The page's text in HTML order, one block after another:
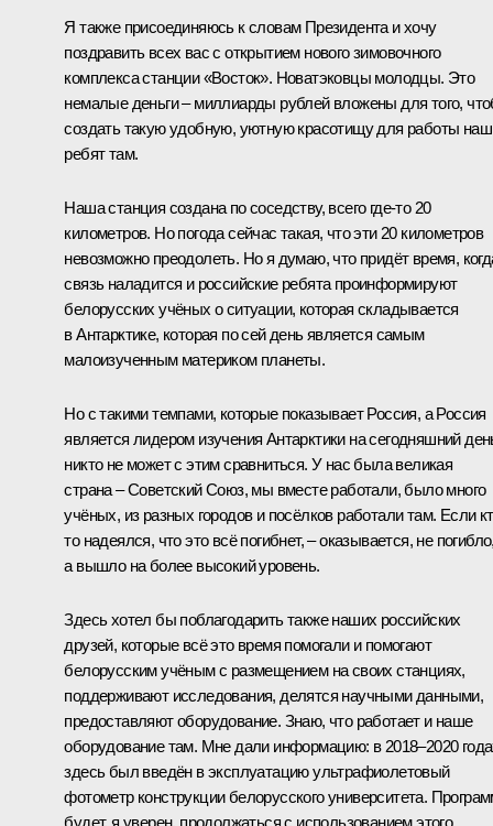
Я также присоединяюсь к словам Президента и хочу
поздравить всех вас с открытием нового зимовочного
комплекса станции «Восток». Новатэковцы молодцы. Это
немалые деньги – миллиарды рублей вложены для того,
создать такую удобную, уютную красотищу для работы
ребят там.
Наша станция создана по соседству, всего где-то 20
километров. Но погода сейчас такая, что эти 20 километров
невозможно преодолеть. Но я думаю, что придёт время,
связь наладится и российские ребята проинформируют
белорусских учёных о ситуации, которая складывается
в Антарктике, которая по сей день является самым
малоизученным материком планеты.
Но с такими темпами, которые показывает Россия, а Россия
является лидером изучения Антарктики на сегодняшний
никто не может с этим сравниться. У нас была великая
страна – Советский Союз, мы вместе работали, было много
учёных, из разных городов и посёлков работали там. Если
то надеялся, что это всё погибнет, – оказывается, не
а вышло на более высокий уровень.
Здесь хотел бы поблагодарить также наших российских
друзей, которые всё это время помогали и помогают
белорусским учёным с размещением на своих станциях,
поддерживают исследования, делятся научными данными,
предоставляют оборудование. Знаю, что работает и наше
оборудование там. Мне дали информацию: в 2018–2020
здесь был введён в эксплуатацию ультрафиолетовый
фотометр конструкции белорусского университета.
будет, я уверен, продолжаться с использованием этого